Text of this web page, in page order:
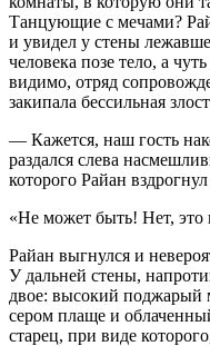
Танцующие с мечами?
и увидел у стены
человека позе тело, а
видимо, отряд
закипала бессильная
— Кажется, наш гость
раздался слева
которого Райан
«Не может быть! Нет, это
Райан выгнулся и
У дальней стены,
двое: высокий поджарый
сером плаще и
старец, при виде